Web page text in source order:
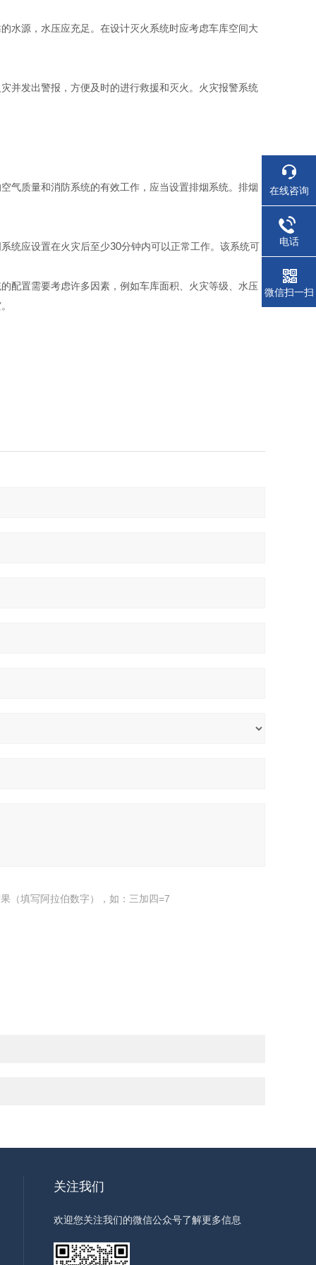
水源，水压应充足。在设计灭火系统时应考虑车库空间大
并发出警报，方便及时的进行救援和灭火。火灾报警系统
气质量和消防系统的有效工作，应当设置排烟系统。排烟
统应设置在火灾后至少30分钟内可以正常工作。该系统可
配置需要考虑许多因素，例如车库面积、火灾等级、水压
（填写阿拉伯数字），如：三加四=7
关注我们
欢迎您关注我们的微信公众号了解更多信息
在线咨询
电话
微信扫一扫